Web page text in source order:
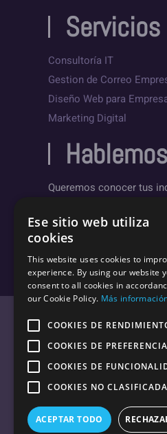
Servicios
Consultoría IT
Gestion de Correo
Diseño Web para
Marketing Digital
Queremos conocer tus
sepas un poco más
Política de
Enlaces de
Ese sitio web utiliza
cookies
This website uses cookies to
experience. By using our website
consent to all cookies in
our Cookie Policy. Más
COOKIES DE
COOKIES DE
COOKIES DE
COOKIES NO
ACEPTAR TODO